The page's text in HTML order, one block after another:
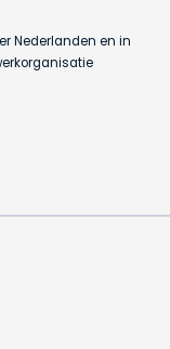
Nederlanden en in